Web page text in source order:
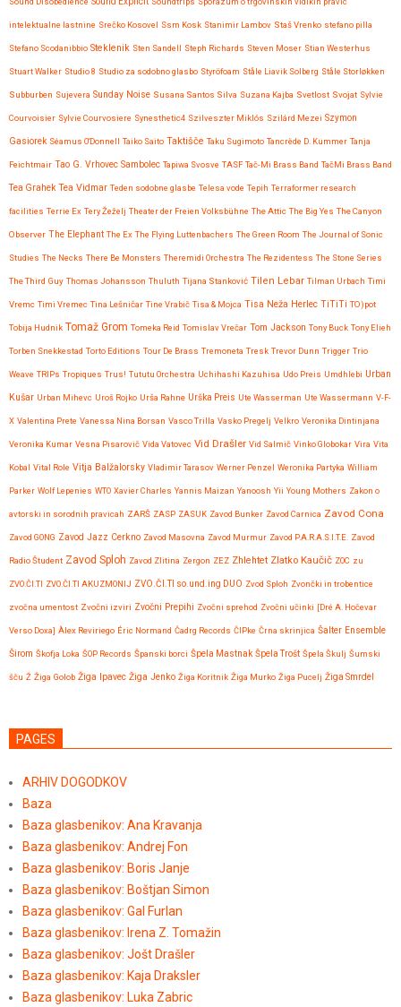
intelektualne lastnine Srečko Kosovel Ssm Kosk Stanimir Lambov Staš Vrenko stefano pilla
Stefano Scodanibbio Steklenik Sten Sandell Steph Richards Steven Moser Stian Westerhus
Stuart Walker Studio 8 Studio za sodobno glasbo Styröfoam Ståle Liavik Solberg Ståle Storløkken
Subburben Sujevera Sunday Noise Susana Santos Silva Suzana Kajba Svetlost Svojat Sylvie
Courvoisier Sylvie Courvosiere Synesthetic4 Szilveszter Miklós Szilárd Mezei Szymon
Gasiorek Séamus O'Donnell Taiko Saito Taktišče Taku Sugimoto Tancrède D. Kummer Tanja
Feichtmair Tao G. Vrhovec Sambolec Tapiwa Svosve TASF Tač-Mi Brass Band TačMi Brass Band
Tea Grahek Tea Vidmar Teden sodobne glasbe Telesa vode Tepih Terraformer research
facilities Terrie Ex Tery Žeželj Theater der Freien Volksbühne The Attic The Big Yes The Canyon
Observer The Elephant The Ex The Flying Luttenbachers The Green Room The Journal of Sonic
Studies The Necks There Be Monsters Theremidi Orchestra The Rezidentess The Stone Series
The Third Guy Thomas Johansson Thuluth Tijana Stanković Tilen Lebar Tilman Urbach Timi
Vremc Timi Vremec Tina Lešničar Tine Vrabič Tisa & Mojca Tisa Neža Herlec TiTiTi TO)pot
Tobija Hudnik Tomaž Grom Tomeka Reid Tomislav Vrečar Tom Jackson Tony Buck Tony Elieh
Torben Snekkestad Torto Editions Tour De Brass Tremoneta Tresk Trevor Dunn Trigger Trio
Weave TRIPs Tropiques Trus! Tututu Orchestra Uchihashi Kazuhisa Udo Preis Umdhlebi Urban
Kušar Urban Mihevc Uroš Rojko Urša Rahne Urška Preis Ute Wasserman Ute Wassermann V-F-
X Valentina Prete Vanessa Nina Borsan Vasco Trilla Vasko Pregelj Velkro Veronika Dintinjana
Veronika Kumar Vesna Pisarovič Vida Vatovec Vid Drašler Vid Salmič Vinko Globokar Vira Vita
Kobal Vital Role Vitja Balžalorsky Vladimir Tarasov Werner Penzel Weronika Partyka William
Parker Wolf Lepenies WTO Xavier Charles Yannis Maizan Yanoosh Yii Young Mothers Zakon o
avtorski in sorodnih pravicah ZARŠ ZASP ZASUK Zavod Bunker Zavod Carnica Zavod Cona
Zavod GONG Zavod Jazz Cerkno Zavod Masovna Zavod Murmur Zavod P.A.R.A.S.I.T.E. Zavod
Radio Študent Zavod Sploh Zavod Zlitina Zergon ZEZ Zhlehtet Zlatko Kaučič ZOC zu
ZVO.ČI.TI ZVO.ČI.TI AKUZMONIJ ZVO.ČI.TI so.und.ing DUO Zvod Sploh Zvončki in trobentice
zvočna umentost Zvočni izviri Zvočni Prepihi Zvočni sprehod Zvočni učinki [Dré A. Hočevar
Verso Doxa] Àlex Reviriego Éric Normand Čadrg Records ČIPke Črna skrinjica Šalter Ensemble
Širom Škofja Loka ŠOP Records Španski borci Špela Mastnak Špela Trošt Špela Škulj Šumski
šču Ž Žiga Golob Žiga Ipavec Žiga Jenko Žiga Koritnik Žiga Murko Žiga Pucelj Žiga Smrdel
PAGES
ARHIV DOGODKOV
Baza
Baza glasbenikov: Ana Kravanja
Baza glasbenikov: Andrej Fon
Baza glasbenikov: Boris Janje
Baza glasbenikov: Boštjan Simon
Baza glasbenikov: Gal Furlan
Baza glasbenikov: Irena Z. Tomažin
Baza glasbenikov: Jošt Drašler
Baza glasbenikov: Kaja Draksler
Baza glasbenikov: Luka Zabric